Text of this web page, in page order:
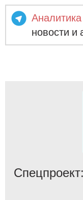
Аналитика
новости и